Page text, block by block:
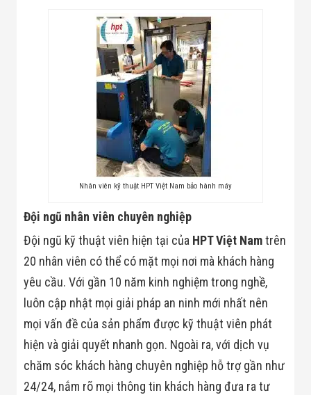
Thực Phẩm
Máy Dò Kim
Loại Công
Nghiệp
Thiết Bị Công
Nghệ Cao
Ống Nhòm
Chuyên Dụng
Đo Lực - Sức
Căng - Sức
Nén
Máy Kiểm Tra
Nhân viên kỹ thuật HPT Việt Nam bảo hành máy
Đội ngũ nhân viên chuyên nghiệp
Đội ngũ kỹ thuật viên hiện tại của HPT Việt Namtrên
20 nhân viên có thể có mặt mọi nơi mà khách hàng
yêu cầu. Với gần 10 năm kinh nghiệm trong nghề,
luôn cập nhật mọi giải pháp an ninh mới nhất nên
mọi vấn đề của sản phẩm được kỹ thuật viên phát
hiện và giải quyết nhanh gọn. Ngoài ra, với dịch vụ
chăm sóc khách hàng chuyên nghiệp hỗ trợ gần như
24/24, nắm rõ mọi thông tin khách hàng đưa ra tư